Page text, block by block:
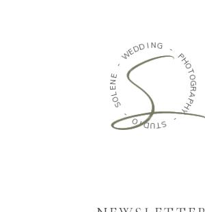
-
WEDDI NG
-
P
H
O
T
O
G
R
A
P
H
Y
-
S
T
U
D
I
O
-
S
O
L
E
N
E